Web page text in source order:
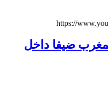
https://
ضيفا داخل